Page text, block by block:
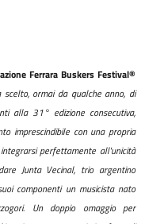
Ferrara Buskers Festival®
ormai da qualche anno, di
alla 31° edizione consecutiva,
imprescindibile con una propria
perfettamente all'unicità
Junta Vecinal, trio argentino
componenti un musicista nato
Un doppio omaggio per